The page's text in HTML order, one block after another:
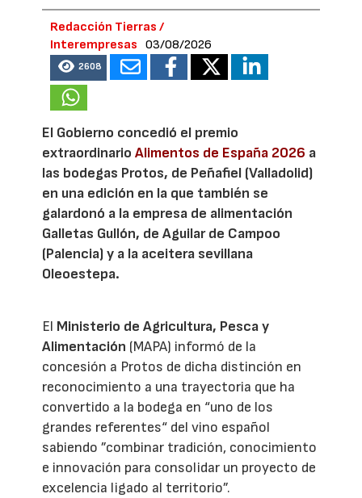
Redacción Tierras /
Interempresas
03/08/2026
2608
El Gobierno concedió el premio
extraordinarioAlimentos de España 2026 a
las bodegas Protos, de Peñafiel (Valladolid)
en una edición en la que también se
galardonó a la empresa de alimentación
Galletas Gullón, de Aguilar de Campoo
(Palencia) y a la aceitera sevillana
Oleoestepa.
El Ministerio de Agricultura, Pesca y
Alimentación (MAPA) informó de la
concesión a Protos de dicha distinción en
reconocimiento a una trayectoria que ha
convertido a la bodega en “uno de los
grandes referentes“ del vino español
sabiendo ”combinar tradición, conocimiento
e innovación para consolidar un proyecto de
excelencia ligado al territorio”.